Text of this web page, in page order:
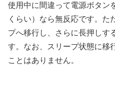
使用中に間違って電源ボタン
くらい）なら無反応です。た
プへ移行し、さらに長押しす
す。なお、スリープ状態に移
ことはありません。